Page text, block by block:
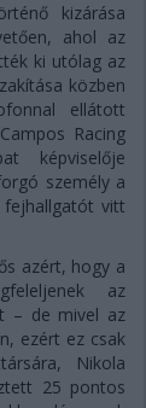
kizárása
ahol az
ki utólag az
közben
ellátott
Racing
képviselője
személy a
fejhallgatót vitt
azért, hogy a
az
– de mivel az
ezért ez csak
Nikola
25 pontos